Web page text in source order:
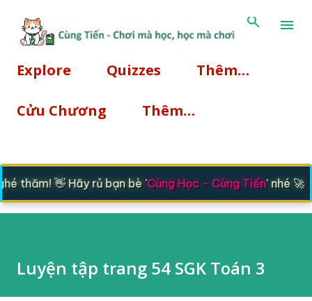
Explore Quizzes Thêm…
Cửu Chương Thêm…
thăm! 👋 Hãy rủ bạn bè 'Cùng Học - Cùng Tiến' nhé 🚀
Luyện tập trang 54 SGK Toán 3